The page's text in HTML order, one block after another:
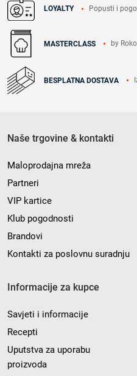
LOYALTY Popusti i
MASTERCLASS by
BESPLATNA DOSTAVA
Naše trgovine & kontakti
Maloprodajna mreža
Partneri
VIP kartice
Klub pogodnosti
Brandovi
Kontakti za poslovnu suradnju
Informacije za kupce
Savjeti i informacije
Recepti
Uputstva za uporabu
proizvoda